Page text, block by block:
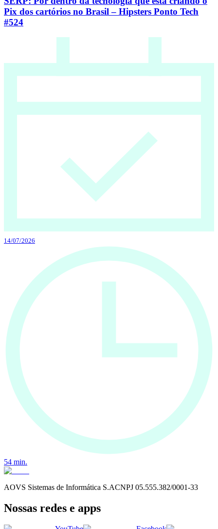
Pix dos cartórios no Brasil – Hipsters Ponto Tech
#524
14/07/2026
54 min.
AOVS Sistemas de Informática S.ACNPJ 05.555.382/0001-33
Nossas redes e apps